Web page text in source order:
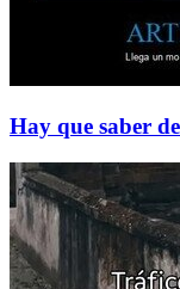
Hay que saber